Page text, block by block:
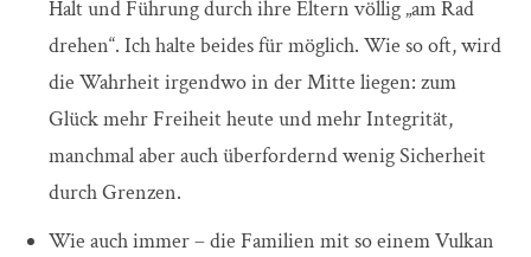
Halt und Führung durch ihre Eltern völlig „am Rad
drehen“. Ich halte beides für möglich. Wie so oft, wird
die Wahrheit irgendwo in der Mitte liegen: zum
Glück mehr Freiheit heute und mehr Integrität,
manchmal aber auch überfordernd wenig Sicherheit
durch Grenzen.
Wie auch immer – die Familien mit so einem Vulkan